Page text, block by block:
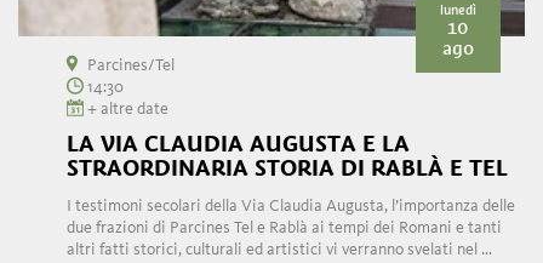
lunedì
10
ago
Parcines/Tel
14:30
+ altre date
LA VIA CLAUDIA AUGUSTA E LA
STRAORDINARIA STORIA DI RABLÀ E TEL
I testimoni secolari della Via Claudia Augusta, l’importanza delle
due frazioni di Parcines Tel e Rablà ai tempi dei Romani e tanti
altri fatti storici, culturali ed artistici vi verranno svelati nel ...